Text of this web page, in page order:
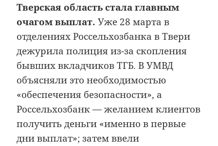
Тверская область стала главным
очагом выплат. Уже 28 марта в
отделениях Россельхозбанка в Твери
дежурила полиция из-за скопления
бывших вкладчиков ТГБ. В УМВД
объясняли это необходимостью
«обеспечения безопасности», а
Россельхозбанк — желанием клиентов
получить деньги «именно в первые
дни выплат»; затем ввели